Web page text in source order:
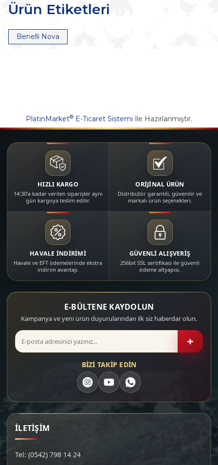
Ürün Etiketleri
Benelli Nova
PlatinMarket® E-Ticaret Sistemi İle Hazırlanmıştır.
HIZLI KARGO
14:30'a kadar verilen siparişler aynı
gün kargoya teslim edilir.
ORİJİNAL ÜRÜN
Distribütör garantili, güvenilir ve
markalı ürün seçenekleri.
HAVALE İNDİRİMİ
Havale ve EFT ödemelerinde ekstra
indirim avantajı.
GÜVENLİ ALIŞVERİŞ
256bit SSL sertifikası ile güvenli
ödeme altyapısı.
E-BÜLTENE KAYDOLUN
Kampanya ve yeni ürün duyurularından ilk siz haberdar olun.
+
BİZİ TAKİP EDİN
İLETİŞİM
Tel: (0542) 798 14 24